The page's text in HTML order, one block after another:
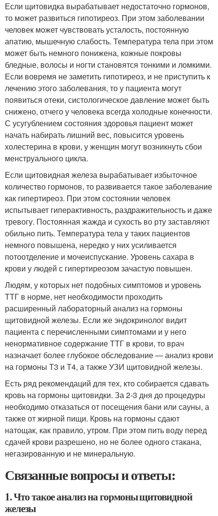
Если щитовидка вырабатывает недостаточно гормонов,
то может развиться гипотиреоз. При этом заболевании
человек может чувствовать усталость, постоянную
апатию, мышечную слабость. Температура тела при этом
может быть немного понижена, кожные покровы
бледные, волосы и ногти становятся тонкими и ломкими.
Если вовремя не заметить гипотиреоз, и не приступить к
лечению этого заболевания, то у пациента могут
появиться отеки, систологическое давление может быть
снижено, отчего у человека всегда холодные конечности.
С усугублением состояния здоровья пациент может
начать набирать лишний вес, повысится уровень
холестерина в крови, у женщин могут возникнуть сбои
менструального цикла.
Если щитовидная железа вырабатывает избыточное
количество гормонов, то развивается такое заболевание
как гипертиреоз. При этом состоянии человек
испытывает гиперактивность, раздражительность и даже
тревогу. Постоянная жажда и сухость во рту заставляют
обильно пить. Температура тела у таких пациентов
немного повышена, нередко у них усиливается
потоотделение и мочеиспускание. Уровень сахара в
крови у людей с гипертиреозом зачастую повышен.
Людям, у которых нет подобных симптомов и уровень
ТТГ в норме, нет необходимости проходить
расширенный лабораторный анализ на гормоны
щитовидной железы. Если же эндокринолог видит
пациента с перечисленными симптомами и у него
ненормативное содержание ТТГ в крови, то врач
назначает более глубокое обследование — анализ крови
на гормоны Т3 и Т4, а также УЗИ щитовидной железы.
Есть ряд рекомендаций для тех, кто собирается сдавать
кровь на гормоны щитовидки. За 2-3 дня до процедуры
необходимо отказаться от посещения бани или сауны, а
также от жирной пищи. Кровь на гормоны сдают
натощак, как правило, утром. При этом пить воду перед
сдачей крови разрешено, но не более одного стакана,
негазированную и не минеральную.
Связанные вопросы и ответы:
1. Что такое анализ на гормоны щитовидной
железы